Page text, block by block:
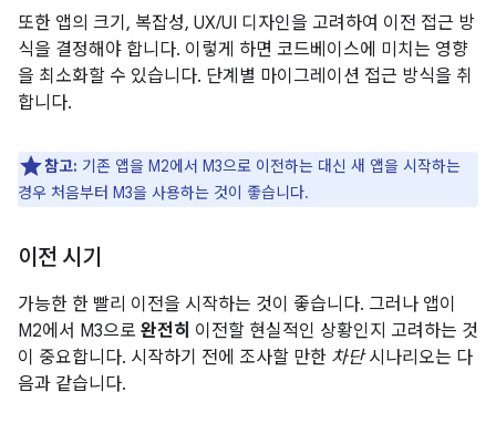
또한 앱의 크기, 복잡성, UX/UI 디자인을 고려하여 이전 접근 방
식을 결정해야 합니다. 이렇게 하면 코드베이스에 미치는 영향
을 최소화할 수 있습니다. 단계별 마이그레이션 접근 방식을 취
합니다.
참고: 기존 앱을 M2에서 M3으로 이전하는 대신 새 앱을 시작하는
경우 처음부터 M3을 사용하는 것이 좋습니다.
이전 시기
가능한 한 빨리 이전을 시작하는 것이 좋습니다. 그러나 앱이
M2에서 M3으로 완전히 이전할 현실적인 상황인지 고려하는 것
이 중요합니다. 시작하기 전에 조사할 만한 차단시나리오는 다
음과 같습니다.